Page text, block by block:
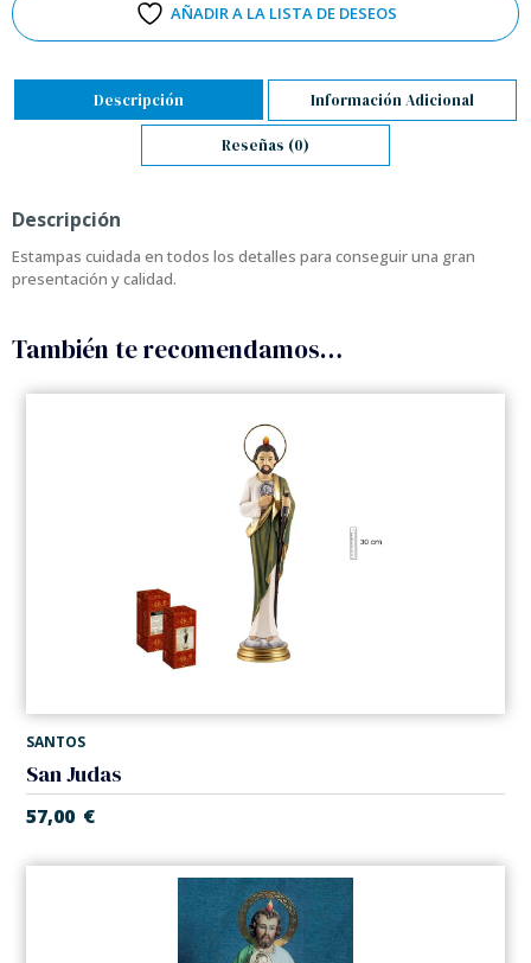
AÑADIR A LA LISTA DE DESEOS
Descripción Información Adicional
Reseñas (0)
Descripción
Estampas cuidada en todos los detalles para conseguir una gran
presentación y calidad.
También te recomendamos…
SANTOS
San Judas
57,00 €